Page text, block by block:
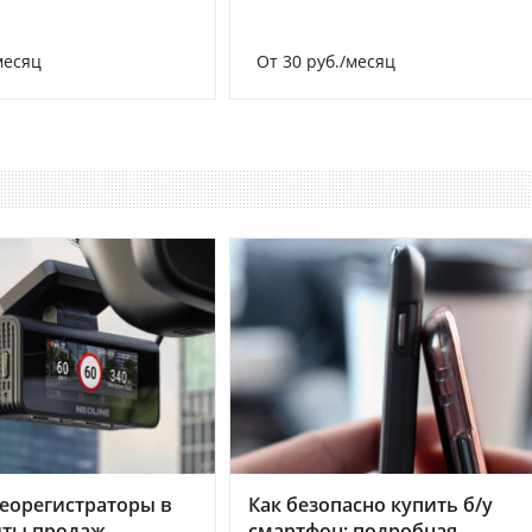
От 30 руб./месяц
в
Как безопасно купить б/у